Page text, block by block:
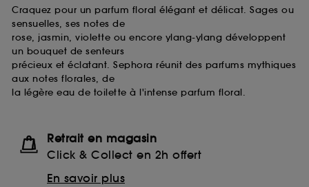
Craquez pour un parfum floral élégant et délicat. Sages ou
sensuelles, ses notes de
rose, jasmin, violette ou encore ylang-ylang développent
un bouquet de senteurs
précieux et éclatant. Sephora réunit des parfums mythiques
aux notes florales, de
la légère eau de toilette à l'intense parfum floral.
Retrait en magasin
Click & Collect en 2h offert
En savoir plus